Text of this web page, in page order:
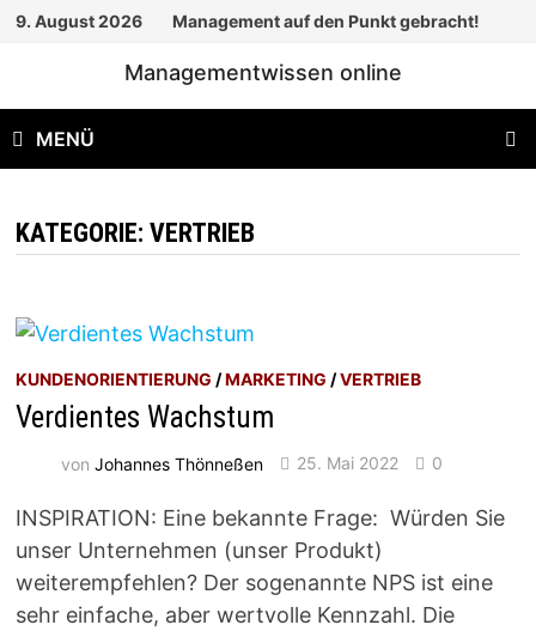
Zum
9. August 2026 Management auf den Punkt gebracht!
Managementwissen online
MENÜ
KATEGORIE:VERTRIEB
KUNDENORIENTIERUNG /MARKETING /VERTRIEB
Verdientes Wachstum
vonJohannes Thönneßen 25. Mai 2022 0
INSPIRATION: Eine bekannte Frage: Würden Sie
unser Unternehmen (unser Produkt)
weiterempfehlen? Der sogenannte NPS ist eine
sehr einfache, aber wertvolle Kennzahl. Die